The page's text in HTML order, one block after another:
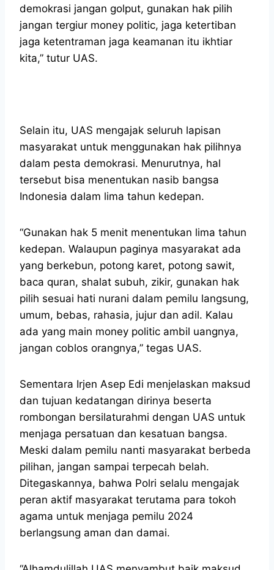
demokrasi jangan golput, gunakan hak pilih
jangan tergiur money politic, jaga ketertiban
jaga ketentraman jaga keamanan itu ikhtiar
kita,” tutur UAS.
Selain itu, UAS mengajak seluruh lapisan
masyarakat untuk menggunakan hak pilihnya
dalam pesta demokrasi. Menurutnya, hal
tersebut bisa menentukan nasib bangsa
Indonesia dalam lima tahun kedepan.
“Gunakan hak 5 menit menentukan lima tahun
kedepan. Walaupun paginya masyarakat ada
yang berkebun, potong karet, potong sawit,
baca quran, shalat subuh, zikir, gunakan hak
pilih sesuai hati nurani dalam pemilu langsung,
umum, bebas, rahasia, jujur dan adil. Kalau
ada yang main money politic ambil uangnya,
jangan coblos orangnya,” tegas UAS.
Sementara Irjen Asep Edi menjelaskan maksud
dan tujuan kedatangan dirinya beserta
rombongan bersilaturahmi dengan UAS untuk
menjaga persatuan dan kesatuan bangsa.
Meski dalam pemilu nanti masyarakat berbeda
pilihan, jangan sampai terpecah belah.
Ditegaskannya, bahwa Polri selalu mengajak
peran aktif masyarakat terutama para tokoh
agama untuk menjaga pemilu 2024
berlangsung aman dan damai.